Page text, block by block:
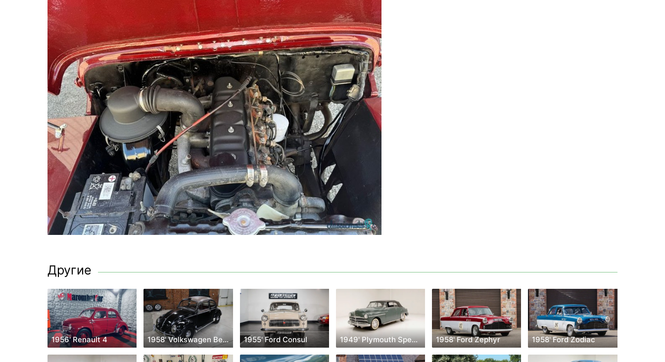
Другие
1956' Renault 4 1958' Volkswagen Beetle 1955' Ford Consul 1949' Plymouth Special Deluxe 1958' Ford Zephyr 1958' Ford Zodiac